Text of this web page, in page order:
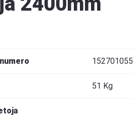
152701055
51 Kg